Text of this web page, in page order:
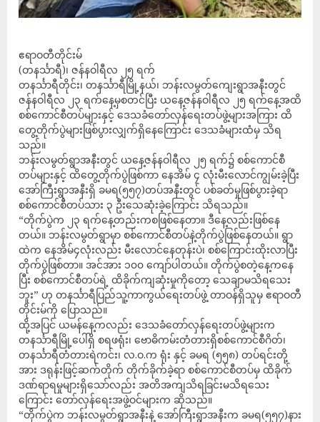
ဧရာဝတီတိုင်းမ်
(တနင်္သာရီ)၊ ‌ဇန်နဝါရီလ ၂၅ ရက်
တနင်္သာရီတိုင်း၊ တနင်္သာရီမြို့နယ်၊ ဘန်းလမွတ်ကျေးရွာအနီးတွင်
ဇန်နဝါရီလ ၂၃ ရက်နေ့မှစတင်ပြီး ယနေ့ဇန်နဝါရီလ ၂၅ ရက်နေ့အထိ
စစ်ကောင်စီတပ်များနှင့် ဒေသခံတော်လှန်ရေးတပ်ဖွဲ့များအကြား ထိ
တွေ့တိုက်ပွဲများဖြစ်ပွားလျှက်ရှိနေကြောင်း ဒေသခံများထံမှ သိရ
သည်။
ဘန်းလမွတ်ရွာအနီးတွင် ယနေ့ဇန်နဝါရီလ ၂၅ ရက်၌ စစ်ကောင်စီ
တပ်များနှင့် ထိတွေ့တိုက်ပွဲဖြစ်ကာ နေအိမ် ၄ လုံးမီးလောင်ကျွမ်းခဲ့ပြီး
အော်ကြီးရွာအနီးရှိ ခမရ(၅၅၇)တပ်အနီးတွင် ပစ်ခတ်မှုဖြစ်ပွားခဲ့ရာ
စစ်ကောင်စီတပ်သား ၃ ဦးသေဆုံးခဲ့ကြောင်း သိရသည်။
“တိုက်ပွဲက ၂၃ ရက်နေ့တည်းကစဖြစ်နေတာ။ ဒီနေ့လည်းဖြစ်နေ
တယ်။ ဘန်းလမွတ်ရွာမှာ စစ်ကောင်စီတပ်နဲ့တိုက်ပွဲဖြစ်နေတယ်။ ရွာ
ထဲက နေအိမ်၄လုံးလည်း မီးလောင်နေတုန်းပဲ၊ စစ်ကြောင်းထိုးလာပြီး
တိုက်ပွဲဖြစ်တာ။ အင်အား ၁၀၀ ကျော်ပါတယ်။ တိုက်ပွဲစတဲ့နေ့ကနေ
ပြီး စစ်ကောင်စီတပ်ရဲ့ ထိခိုက်ကျဆုံးမှုကိုတော့ သေချာမသိရသေး
ဘူး” ဟု တနင်္သာရီပြည်သူ့ကာကွယ်ရေးတပ်ဖွဲ့ တာဝန်ရှိသူမှ ဧရာဝတီ
တိုင်းမ်ကို ပြောသည်။
ထို့အပြင် ယမန်နေ့ကလည်း ဒေသခံတော်လှန်ရေးတပ်ဖွဲ့များက
တနင်္သာရီမြို့ပေါ်ရှိ စရဖရုံး၊ ဗောဓိကမ်းတံတားရှိစစ်ကောင်စီဂိတ်၊
တနင်္သာရီတံတားရဲကင်း၊ လ.ဝ.က ရုံး နှင့် ခမရ (၅၅၈) တပ်ရင်းတို့
အား ဒရုန်းဖြင့်ဆက်တိုက် တိုက်ခိုက်ခဲ့ရာ စစ်ကောင်စီတပ်မှ ထိခိုက်
ဒဏ်ရာရမှုများရှိသော်လည်း အတိအကျသိရခြင်းမသိရသေး
ကြောင်း တော်လှန်ရေးအဖွဲ့ဝင်များက ဆိုသည်။
“တိုက်ပွဲက ဘန်းလမွတ်ရွာအနီးနဲ့ အော်ကြီးရွာအနီးက ခမရ(၅၅၇)နား